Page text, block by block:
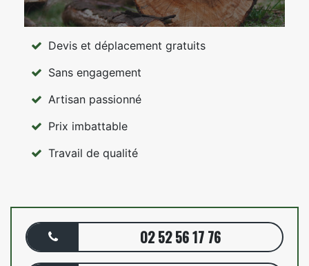
Devis et déplacement gratuits
Sans engagement
Artisan passionné
Prix imbattable
Travail de qualité
02 52 56 17 76